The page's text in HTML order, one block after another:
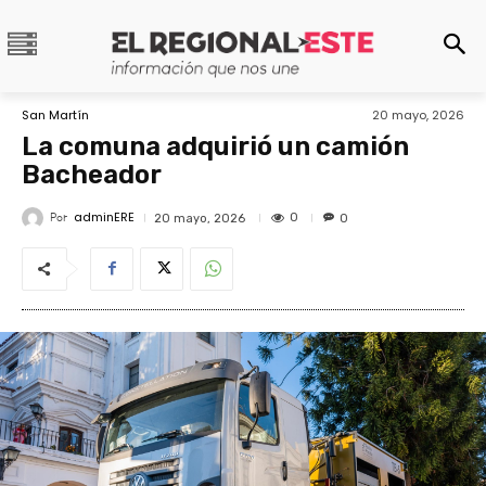
San Martín 20 mayo, 2026
La comuna adquirió un camión
Bacheador
Por adminERE 20 mayo, 2026 0 0